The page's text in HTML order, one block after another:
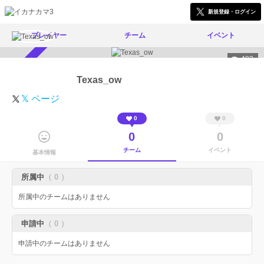
新規登録・ログイン
プレイヤー チーム イベント
483
Texas_ow
𝕏 ページ
基本情報
0
0
チーム
0
0
イベント
所属中 （ 0 ）
所属中のチームはありません
申請中 （ 0 ）
申請中のチームはありません